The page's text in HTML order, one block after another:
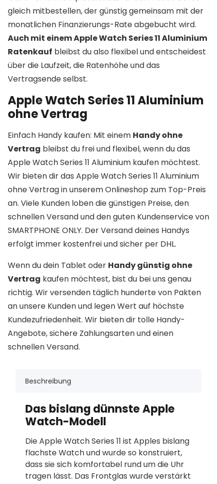
gleich mitbestellen, der günstig gemeinsam mit der
monatlichen Finanzierungs-Rate abgebucht wird.
Auch mit einem Apple Watch Series 11 Aluminium
Ratenkauf bleibst du also flexibel und entscheidest
über die Laufzeit, die Ratenhöhe und das
Vertragsende selbst.
Apple Watch Series 11 Aluminium
ohne Vertrag
Einfach Handy kaufen: Mit einem Handy ohne
Vertrag bleibst du frei und flexibel, wenn du das
Apple Watch Series 11 Aluminium kaufen möchtest.
Wir bieten dir das Apple Watch Series 11 Aluminium
ohne Vertrag in unserem Onlineshop zum Top-Preis
an. Viele Kunden loben die günstigen Preise, den
schnellen Versand und den guten Kundenservice von
SMARTPHONE ONLY. Der Versand deines Handys
erfolgt immer kostenfrei und sicher per DHL.
Wenn du dein Tablet oder Handy günstig ohne
Vertrag kaufen möchtest, bist du bei uns genau
richtig. Wir versenden täglich hunderte von Pakten
an unsere Kunden und legen Wert auf höchste
Kundezufriedenheit. Wir bieten dir tolle Handy-
Angebote, sichere Zahlungsarten und einen
schnellen Versand.
Beschreibung
Das bislang dünnste Apple
Watch-Modell
Die Apple Watch Series 11 ist Apples bislang
flachste Watch und wurde so konstruiert,
dass sie sich komfortabel rund um die Uhr
tragen lässt. Das Frontglas wurde verstärkt